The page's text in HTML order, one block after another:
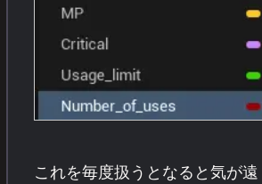
これを毎度扱うとなると気が